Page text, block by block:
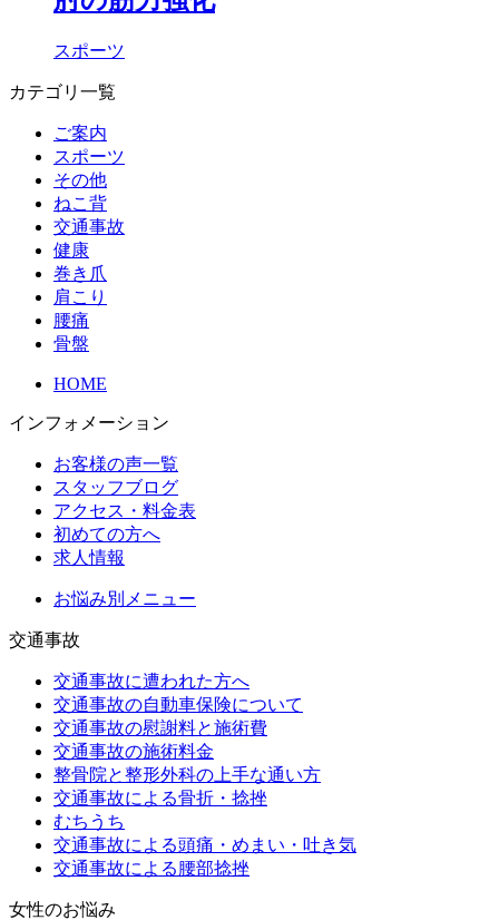
スポーツ
カテゴリ一覧
ご案内
スポーツ
その他
ねこ背
交通事故
健康
巻き爪
肩こり
腰痛
骨盤
HOME
インフォメーション
お客様の声一覧
スタッフブログ
アクセス・料金表
初めての方へ
求人情報
お悩み別メニュー
交通事故
交通事故に遭われた方へ
交通事故の自動車保険について
交通事故の慰謝料と施術費
交通事故の施術料金
整骨院と整形外科の上手な通い方
交通事故による骨折・捻挫
むちうち
交通事故による頭痛・めまい・吐き気
交通事故による腰部捻挫
女性のお悩み